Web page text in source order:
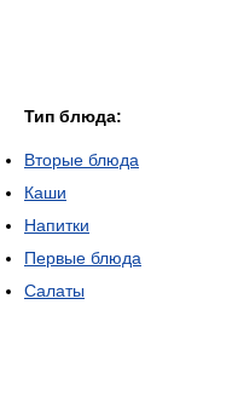
Тип блюда:
Вторые блюда
Каши
Напитки
Первые блюда
Салаты